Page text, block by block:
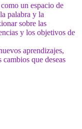
un espacio de
palabra y la
sobre las
y los objetivos de
aprendizajes,
que deseas